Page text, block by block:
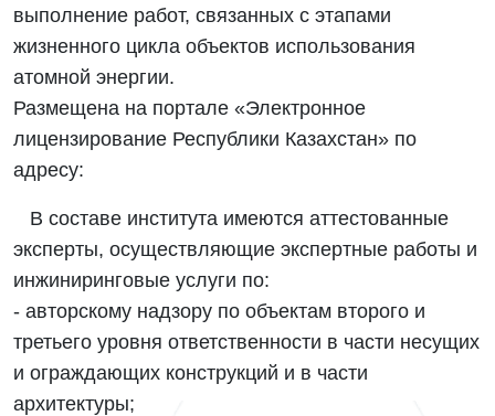
выполнение работ, связанных с этапами
жизненного цикла объектов использования
атомной энергии.
Размещена на портале «Электронное
лицензирование Республики Казахстан» по
адресу:
В составе института имеются аттестованные
эксперты, осуществляющие экспертные работы и
инжиниринговые услуги по:
- авторскому надзору по объектам второго и
третьего уровня ответственности в части несущих
и ограждающих конструкций и в части
архитектуры;